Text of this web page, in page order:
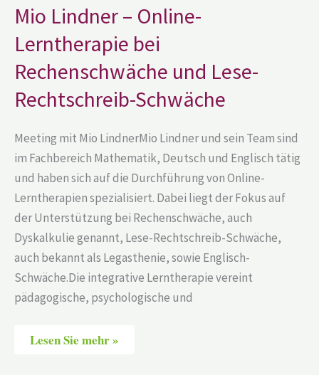
Mio Lindner – Online-
Lerntherapie bei
Rechenschwäche und Lese-
Rechtschreib-Schwäche
Meeting mit Mio LindnerMio Lindner und sein Team sind
im Fachbereich Mathematik, Deutsch und Englisch tätig
und haben sich auf die Durchführung von Online-
Lerntherapien spezialisiert. Dabei liegt der Fokus auf
der Unterstützung bei Rechenschwäche, auch
Dyskalkulie genannt, Lese-Rechtschreib-Schwäche,
auch bekannt als Legasthenie, sowie Englisch-
Schwäche.Die integrative Lerntherapie vereint
pädagogische, psychologische und
bei
Rechenschwäche
Lese-
Schwäche
Lesen Sie mehr »